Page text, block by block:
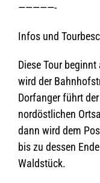
—————-
Infos und
Diese Tour
wird der
Dorf­an­ger führt
nord­öst­li­chen
dann wird dem
bis zu des­sen
Waldstück.